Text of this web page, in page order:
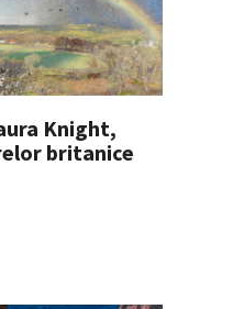
Knight,
britanice